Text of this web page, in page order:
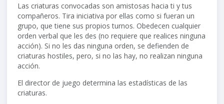
Las criaturas convocadas son amistosas hacia ti y tus
compañeros. Tira iniciativa por ellas como si fueran un
grupo, que tiene sus propios turnos. Obedecen cualquier
orden verbal que les des (no requiere que realices ninguna
acción). Si no les das ninguna orden, se defienden de
criaturas hostiles, pero, si no las hay, no realizan ninguna
acción.
El director de juego determina las estadísticas de las
criaturas.